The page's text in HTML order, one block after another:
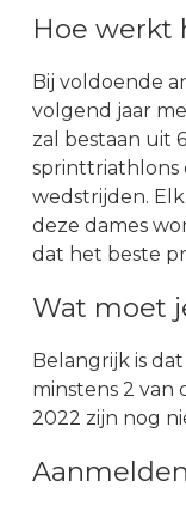
Hoe werkt
Bij voldoende
volgend jaar
zal bestaan uit
sprinttriathlons
wedstrijden.
deze dames
dat het beste
Wat moet
Belangrijk is
minstens 2
2022 zijn nog